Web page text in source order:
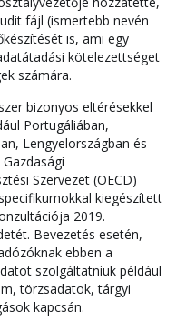
fájl (ismertebb nevén
is, ami egy
kötelezettséget
számára.
bizonyos eltérésekkel
Portugáliában,
Lengyelországban és
Szervezet (OECD)
kiegészített
2019.
Bevezetés esetén,
ebben a
szolgáltatniuk például
törzsadatok, tárgyi
kapcsán.